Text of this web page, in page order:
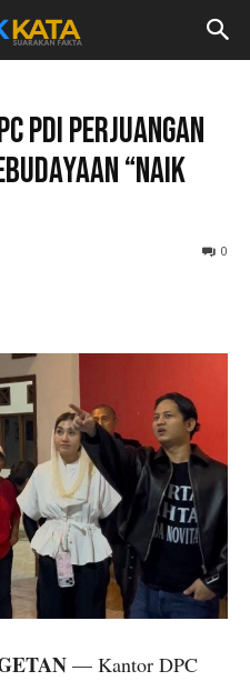
PDI Perjuangan
“Naik
0
— Kantor DPC